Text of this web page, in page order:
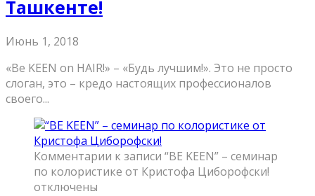
Ташкенте!
Июнь 1, 2018
«Be KEEN on HAIR!» – «Будь лучшим!». Это не просто
слоган, это – кредо настоящих профессионалов
своего...
Комментарии к записи “BE KEEN” – семинар
по колористике от Кристофа Циборофски!
отключены